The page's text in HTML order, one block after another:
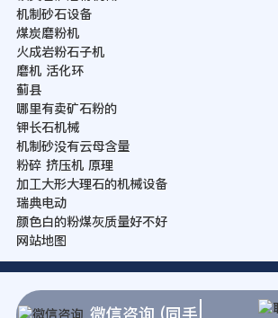
机制砂石设备
煤炭磨粉机
火成岩粉石子机
磨机 活化环
蓟县
哪里有卖矿石粉的
钾长石机械
机制砂没有云母含量
粉碎 挤压机 原理
加工大形大理石的机械设备
瑞典电动
颜色白的粉煤灰质量好不好
网站地图